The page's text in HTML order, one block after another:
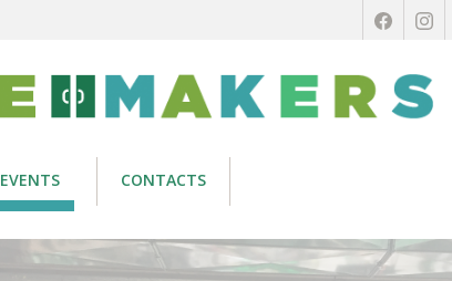
EVENTS CONTACTS